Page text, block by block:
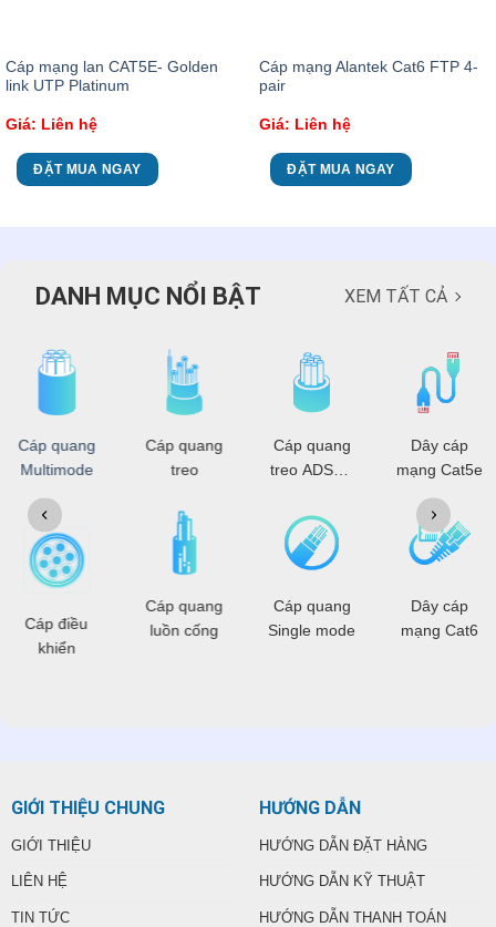
Cáp mạng lan CAT5E- Golden
link UTP Platinum
Giá: Liên hệ
ĐẶT MUA NGAY
Cáp mạng Alantek Cat6 FTP 4-
pair
Giá: Liên hệ
ĐẶT MUA NGAY
DANH MỤC NỔI BẬT XEM TẤT CẢ
Cáp quang
Multimode
Cáp điều
khiển
Cáp quang
treo
Cáp quang
luồn cống
Cáp quang
treo ADSS -
Cáp quang
Single mode
Dây cáp
mạng Cat5e
Dây cáp
mạng Cat6
GIỚI THIỆU CHUNG
GIỚI THIỆU
LIÊN HỆ
TIN TỨC
HƯỚNG DẪN
HƯỚNG DẪN ĐẶT HÀNG
HƯỚNG DẪN KỸ THUẬT
HƯỚNG DẪN THANH TOÁN